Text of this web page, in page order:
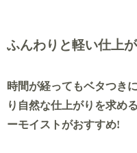
ふんわりと軽い仕上
時間が経ってもベタつき
り自然な仕上がりを求め
ーモイストがおすすめ!